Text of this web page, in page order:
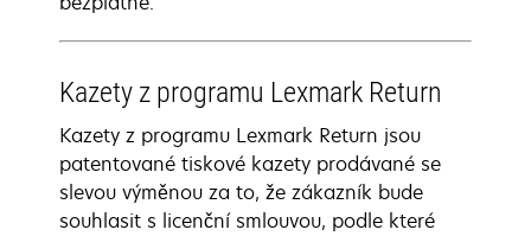
Kazety z programu Lexmark Return
Kazety z programu Lexmark Return jsou
patentované tiskové kazety prodávané se
slevou výměnou za to, že zákazník bude
souhlasit s licenční smlouvou, podle které